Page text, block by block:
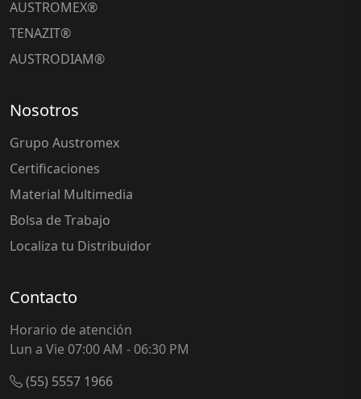
AUSTROMEX®
TENAZIT®
AUSTRODIAM®
Nosotros
Grupo Austromex
Certificaciones
Material Multimedia
Bolsa de Trabajo
Localiza tu Distribuidor
Contacto
Horario de atención
Lun a Vie 07:00 AM - 06:30 PM
(55) 5557 1966